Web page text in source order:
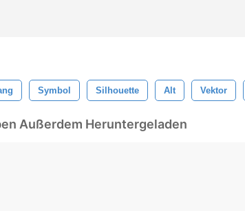
Symbol Silhouette Alt Vektor
Außerdem Heruntergeladen